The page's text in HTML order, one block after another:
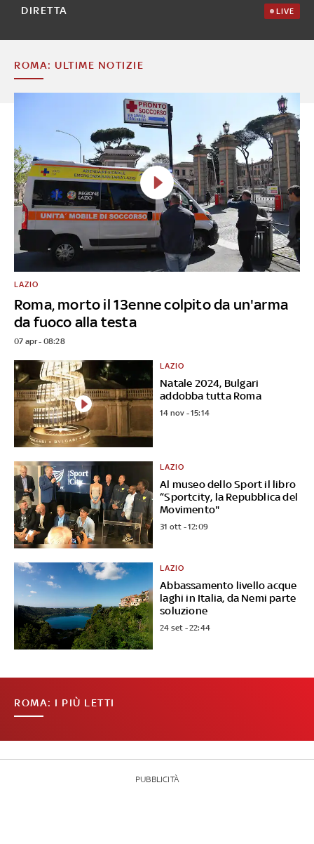
DIRETTA LIVE
ROMA: ULTIME NOTIZIE
Roma, morto il 13enne colpito da un'arma
da fuoco alla testa
LAZIO
07 apr - 08:28
Natale 2024, Bulgari
addobba tutta Roma
LAZIO
14 nov - 15:14
Al museo dello Sport il libro
“Sportcity, la Repubblica del
Movimento"
LAZIO
31 ott - 12:09
Abbassamento livello acque
laghi in Italia, da Nemi parte
soluzione
LAZIO
24 set - 22:44
ROMA: I PIÙ LETTI
PUBBLICITÀ